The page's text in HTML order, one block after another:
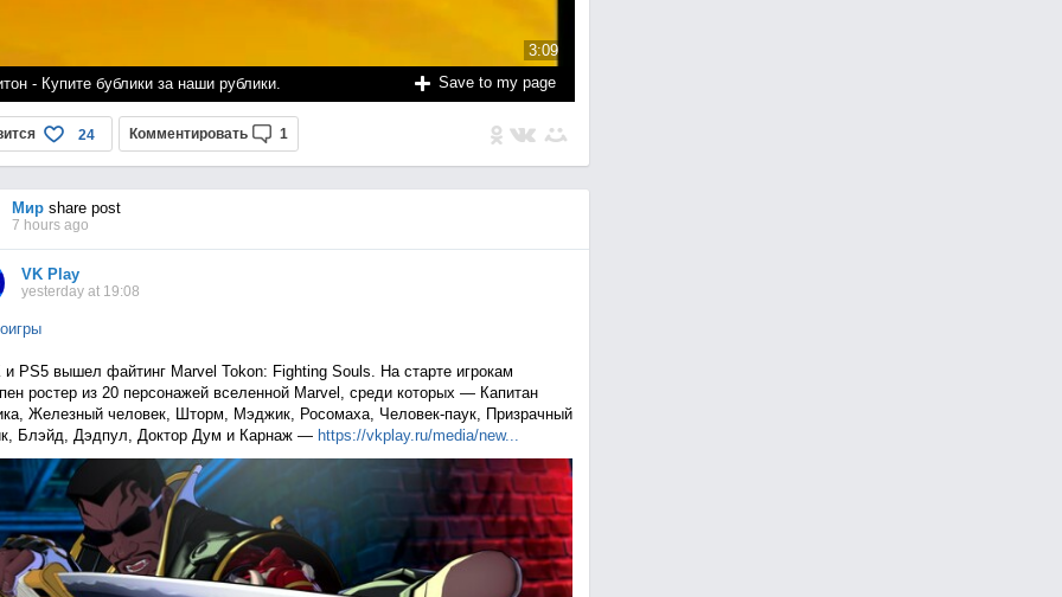
3:09
- Купите бублики за наши рублики. Save to my page
24 Комментировать 1
Мирshare post
7 hours ago
VK Play
yesterday at 19:08
PS5 вышел файтинг Marvel Tokon: Fighting Souls. На старте игрокам
ростер из 20 персонажей вселенной Marvel, среди которых — Капитан
Железный человек, Шторм, Мэджик, Росомаха, Человек-паук, Призрачный
Блэйд, Дэдпул, Доктор Дум и Карнаж — https://vkplay.ru/media/new...